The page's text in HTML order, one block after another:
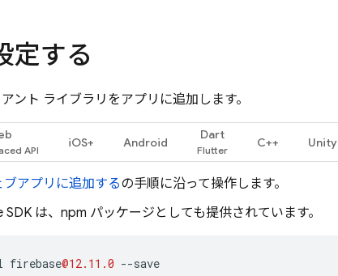
定する
ント ライブラリをアプリに追加します。
iOS+ Android
Dart
C++ Unity
アプリに追加するの手順に沿って操作します。
SDK は、npm パッケージとしても提供されています。
firebase@12.11.0 --save